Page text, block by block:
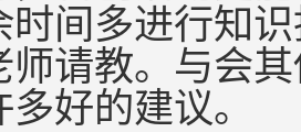
时间多进行知
师请教。与会
好的建议。